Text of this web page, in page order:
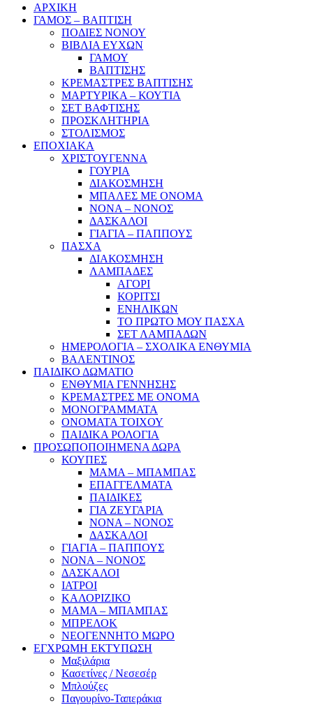
ΑΡΧΙΚΗ
ΓΑΜΟΣ – ΒΑΠΤΙΣΗ
ΠΟΔΙΕΣ ΝΟΝΟΥ
ΒΙΒΛΙΑ ΕΥΧΩΝ
ΓΑΜΟΥ
ΒΑΠΤΙΣΗΣ
ΚΡΕΜΑΣΤΡΕΣ ΒΑΠΤΙΣΗΣ
ΜΑΡΤΥΡΙΚΑ – ΚΟΥΤΙΑ
ΣΕΤ ΒΑΦΤΙΣΗΣ
ΠΡΟΣΚΛΗΤΗΡΙΑ
ΣΤΟΛΙΣΜΟΣ
ΕΠΟΧΙΑΚΑ
ΧΡΙΣΤΟΥΓΕΝΝΑ
ΓΟΥΡΙΑ
ΔΙΑΚΟΣΜΗΣΗ
ΜΠΑΛΕΣ ΜΕ ΟΝΟΜΑ
ΝΟΝΑ – ΝΟΝΟΣ
ΔΑΣΚΑΛΟΙ
ΓΙΑΓΙΑ – ΠΑΠΠΟΥΣ
ΠΑΣΧΑ
ΔΙΑΚΟΣΜΗΣΗ
ΛΑΜΠΑΔΕΣ
ΑΓΟΡΙ
ΚΟΡΙΤΣΙ
ΕΝΗΛΙΚΩΝ
ΤΟ ΠΡΩΤΟ ΜΟΥ ΠΑΣΧΑ
ΣΕΤ ΛΑΜΠΑΔΩΝ
ΗΜΕΡΟΛΟΓΙΑ – ΣΧΟΛΙΚΑ ΕΝΘΥΜΙΑ
ΒΑΛΕΝΤΙΝΟΣ
ΠΑΙΔΙΚΟ ΔΩΜΑΤΙΟ
ΕΝΘΥΜΙΑ ΓΕΝΝΗΣΗΣ
ΚΡΕΜΑΣΤΡΕΣ ΜΕ ΟΝΟΜΑ
ΜΟΝΟΓΡΑΜΜΑΤΑ
ΟΝΟΜΑΤΑ ΤΟΙΧΟΥ
ΠΑΙΔΙΚΑ ΡΟΛΟΓΙΑ
ΠΡΟΣΩΠΟΠΟΙΗΜΕΝΑ ΔΩΡΑ
ΚΟΥΠΕΣ
ΜΑΜΑ – ΜΠΑΜΠΑΣ
ΕΠΑΓΓΕΛΜΑΤΑ
ΠΑΙΔΙΚΕΣ
ΓΙΑ ΖΕΥΓΑΡΙΑ
ΝΟΝΑ – ΝΟΝΟΣ
ΔΑΣΚΑΛΟΙ
ΓΙΑΓΙΑ – ΠΑΠΠΟΥΣ
ΝΟΝΑ – ΝΟΝΟΣ
ΔΑΣΚΑΛΟΙ
ΙΑΤΡΟΙ
ΚΑΛΟΡΙΖΙΚΟ
ΜΑΜΑ – ΜΠΑΜΠΑΣ
ΜΠΡΕΛΟΚ
ΝΕΟΓΕΝΝΗΤΟ ΜΩΡΟ
ΕΓΧΡΩΜΗ ΕΚΤΥΠΩΣΗ
Μαξιλάρια
Κασετίνες / Νεσεσέρ
Μπλούζες
Παγουρίνο-Ταπεράκια